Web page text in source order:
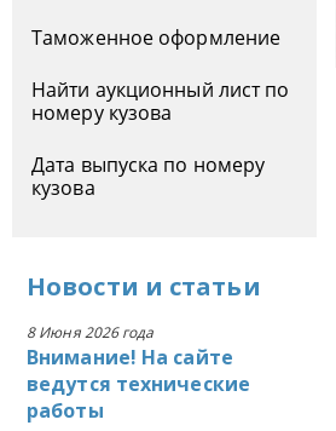
Таможенное оформление
Найти аукционный лист по
номеру кузова
Дата выпуска по номеру
кузова
Новости и статьи
8 Июня 2026 года
Внимание! На сайте
ведутся технические
работы